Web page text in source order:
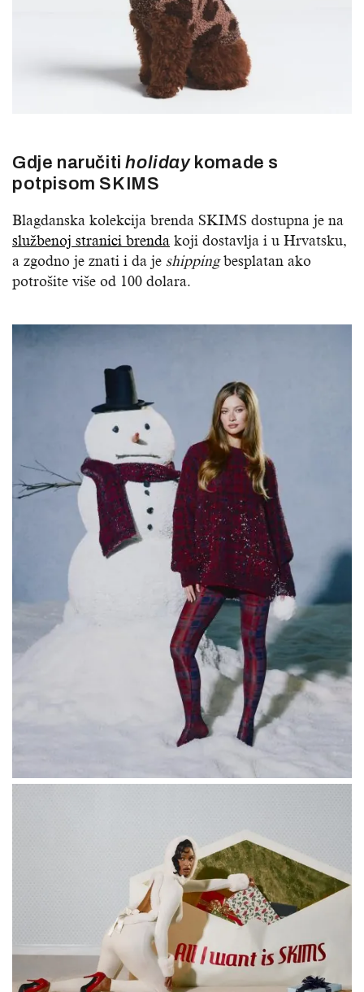
Gdje naručitiholidaykomade s
potpisom SKIMS
Blagdanska kolekcija brenda SKIMS dostupna je na
službenoj stranici brenda koji dostavlja i u Hrvatsku,
a zgodno je znati i da je shippingbesplatan ako
potrošite više od 100 dolara.